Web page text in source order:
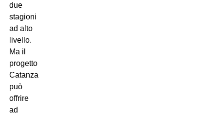
due
stagioni
ad alto
livello.
Ma il
progetto
Catanzaro
può
offrire
ad